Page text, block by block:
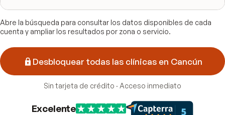
Abre la búsqueda para consultar los datos disponibles de cada
cuenta y ampliar los resultados por zona o servicio.
Desbloquear todas las clínicas en Cancún
Sin tarjeta de crédito · Acceso inmediato
Excelente